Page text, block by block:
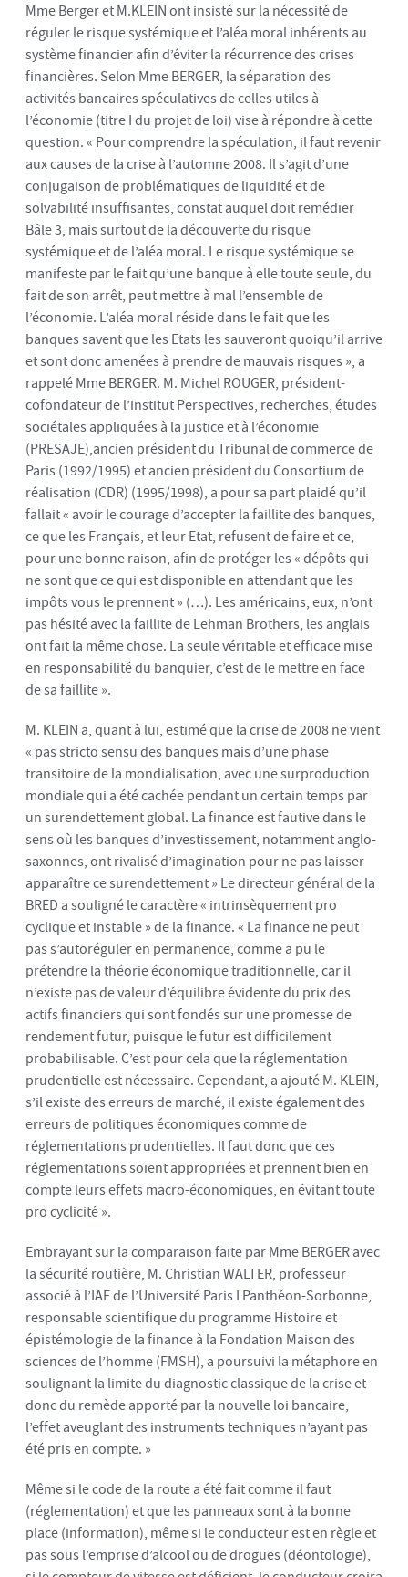
Mme Berger et M.KLEIN ont insisté sur la nécessité de
réguler le risque systémique et l’aléa moral inhérents au
système financier afin d’éviter la récurrence des crises
financières. Selon Mme BERGER, la séparation des
activités bancaires spéculatives de celles utiles à
l’économie (titre I du projet de loi) vise à répondre à cette
question. « Pour comprendre la spéculation, il faut revenir
aux causes de la crise à l’automne 2008. Il s’agit d’une
conjugaison de problématiques de liquidité et de
solvabilité insuffisantes, constat auquel doit remédier
Bâle 3, mais surtout de la découverte du risque
systémique et de l’aléa moral. Le risque systémique se
manifeste par le fait qu’une banque à elle toute seule, du
fait de son arrêt, peut mettre à mal l’ensemble de
l’économie. L’aléa moral réside dans le fait que les
banques savent que les Etats les sauveront quoiqu’il arrive
et sont donc amenées à prendre de mauvais risques », a
rappelé Mme BERGER. M. Michel ROUGER, président-
cofondateur de l’institut Perspectives, recherches, études
sociétales appliquées à la justice et à l’économie
(PRESAJE),ancien président du Tribunal de commerce de
Paris (1992/1995) et ancien président du Consortium de
réalisation (CDR) (1995/1998), a pour sa part plaidé qu’il
fallait « avoir le courage d’accepter la faillite des banques,
ce que les Français, et leur Etat, refusent de faire et ce,
pour une bonne raison, afin de protéger les « dépôts qui
ne sont que ce qui est disponible en attendant que les
impôts vous le prennent » (…). Les américains, eux, n’ont
pas hésité avec la faillite de Lehman Brothers, les anglais
ont fait la même chose. La seule véritable et efficace mise
en responsabilité du banquier, c’est de le mettre en face
de sa faillite ».
M. KLEIN a, quant à lui, estimé que la crise de 2008 ne vient
« pas stricto sensu des banques mais d’une phase
transitoire de la mondialisation, avec une surproduction
mondiale qui a été cachée pendant un certain temps par
un surendettement global. La finance est fautive dans le
sens où les banques d’investissement, notamment anglo-
saxonnes, ont rivalisé d’imagination pour ne pas laisser
apparaître ce surendettement » Le directeur général de la
BRED a souligné le caractère « intrinsèquement pro
cyclique et instable » de la finance. « La finance ne peut
pas s’autoréguler en permanence, comme a pu le
prétendre la théorie économique traditionnelle, car il
n’existe pas de valeur d’équilibre évidente du prix des
actifs financiers qui sont fondés sur une promesse de
rendement futur, puisque le futur est difficilement
probabilisable. C’est pour cela que la réglementation
prudentielle est nécessaire. Cependant, a ajouté M. KLEIN,
s’il existe des erreurs de marché, il existe également des
erreurs de politiques économiques comme de
réglementations prudentielles. Il faut donc que ces
réglementations soient appropriées et prennent bien en
compte leurs effets macro-économiques, en évitant toute
pro cyclicité ».
Embrayant sur la comparaison faite par Mme BERGER avec
la sécurité routière, M. Christian WALTER, professeur
associé à l’IAE de l’Université Paris I Panthéon-Sorbonne,
responsable scientifique du programme Histoire et
épistémologie de la finance à la Fondation Maison des
sciences de l’homme (FMSH), a poursuivi la métaphore en
soulignant la limite du diagnostic classique de la crise et
donc du remède apporté par la nouvelle loi bancaire,
l’effet aveuglant des instruments techniques n’ayant pas
été pris en compte. »
Même si le code de la route a été fait comme il faut
(réglementation) et que les panneaux sont à la bonne
place (information), même si le conducteur est en règle et
pas sous l’emprise d’alcool ou de drogues (déontologie),